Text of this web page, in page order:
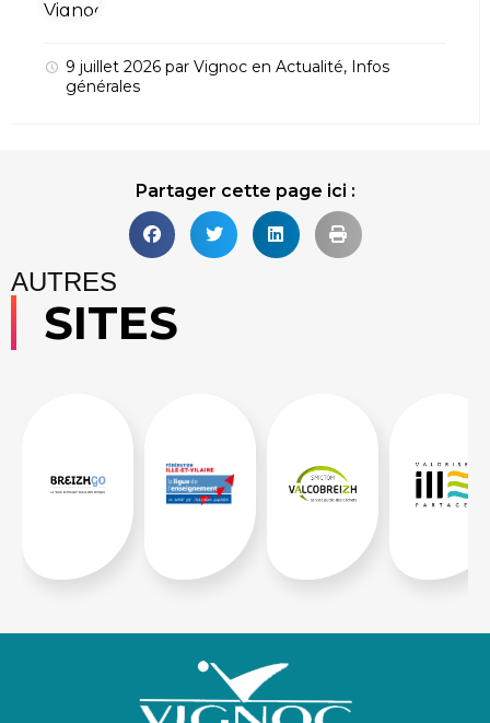
9 juillet 2026 par Vignoc en Actualité, Infos
générales
Partager cette page ici :
AUTRES
SITES